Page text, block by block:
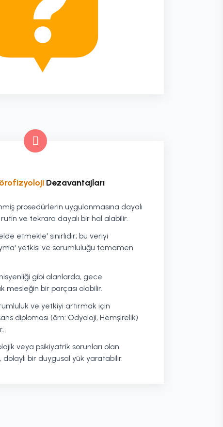
Dezavantajları
prosedürlerin uygulanmasına dayalı
ve tekrara dayalı bir hal alabilir.
etmekle' sınırlıdır; bu veriyi
yetkisi ve sorumluluğu tamamen
gibi alanlarda, gece
mesleğin bir parçası olabilir.
ve yetkiyi artırmak için
diploması (örn: Odyoloji, Hemşirelik)
veya psikiyatrik sorunları olan
bir duygusal yük yaratabilir.